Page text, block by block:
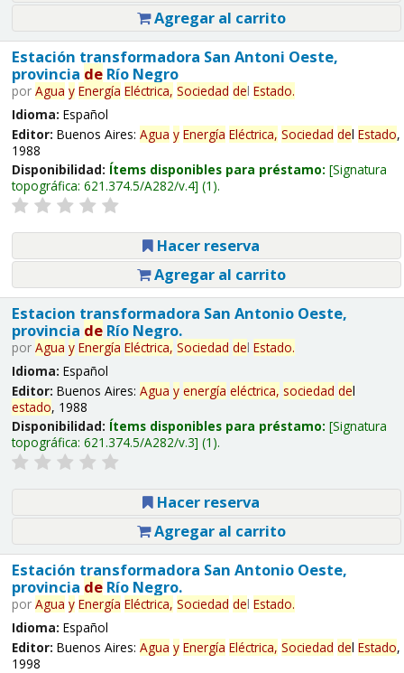
Agregar al carrito
Estación transformadora San Antoni Oeste,
provincia deRío Negro
por Agua y Energía Eléctrica, Sociedad del Estado.
Idioma: Español
Editor: Buenos Aires: Agua y Energía Eléctrica, Sociedad del Estado,
1988
Disponibilidad: Ítems disponibles para préstamo: Signatura
topográfica: 621.374.5/A282/v.4 (1).
Hacer reserva
Agregar al carrito
Estacion transformadora San Antonio Oeste,
provincia deRío Negro.
por Agua y Energía Eléctrica, Sociedad del Estado.
Idioma: Español
Editor: Buenos Aires: Agua y energía eléctrica, sociedad del
estado, 1988
Disponibilidad: Ítems disponibles para préstamo: Signatura
topográfica: 621.374.5/A282/v.3 (1).
Hacer reserva
Agregar al carrito
Estación transformadora San Antonio Oeste,
provincia deRío Negro.
por Agua y Energía Eléctrica, Sociedad del Estado.
Idioma: Español
Editor: Buenos Aires: Agua y Energía Eléctrica, Sociedad del Estado,
1998